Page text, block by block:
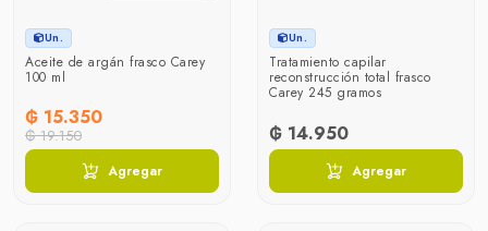
Un.
Aceite de argán frasco Carey
100 ml
₲ 15.350
₲ 19.150
Agregar
Un.
Tratamiento capilar
reconstrucción total frasco
Carey 245 gramos
₲ 14.950
Agregar